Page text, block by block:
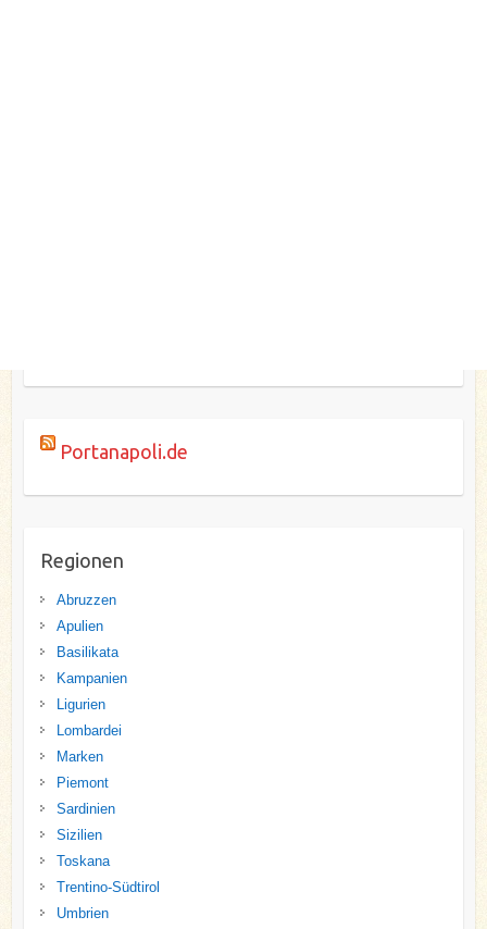
Portanapoli.de
Regionen
Abruzzen
Apulien
Basilikata
Kampanien
Ligurien
Lombardei
Marken
Piemont
Sardinien
Sizilien
Toskana
Trentino-Südtirol
Umbrien